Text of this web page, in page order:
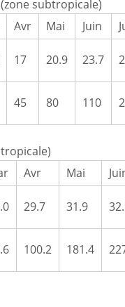
(zone subtropicale)
Avr Mai Juin
17 20.9 23.7
45 80 110
Avr Mai
29.7 31.9
100.2 181.4